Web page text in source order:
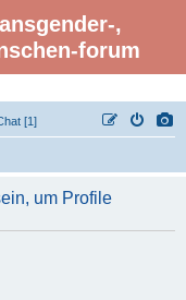
,
forum
[1]
um Profile